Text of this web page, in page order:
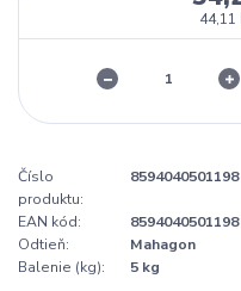
44,11
Číslo
produktu:
8594040501198
EAN kód:
8594040501198
Odtieň:
Mahagon
Balenie (kg):
5 kg